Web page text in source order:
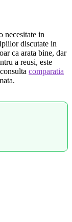
necesitate in
discutate in
ca arata bine, dar
a reusi, este
comparatia